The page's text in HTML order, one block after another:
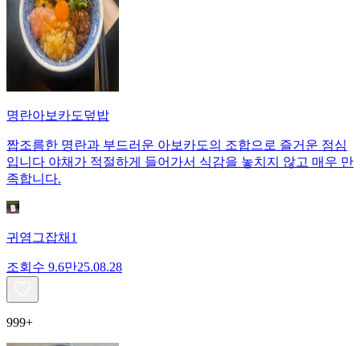
명란아보카도덮밥
짭조름한 명란과 부드러운 아보카도의 조합으로 즐거운 점심
입니다 야채가 적절하게 들어가서 식감을 놓치지 않고 매우 만
족합니다.
귀염그잡채1
조회수 9.6만25.08.28
999+